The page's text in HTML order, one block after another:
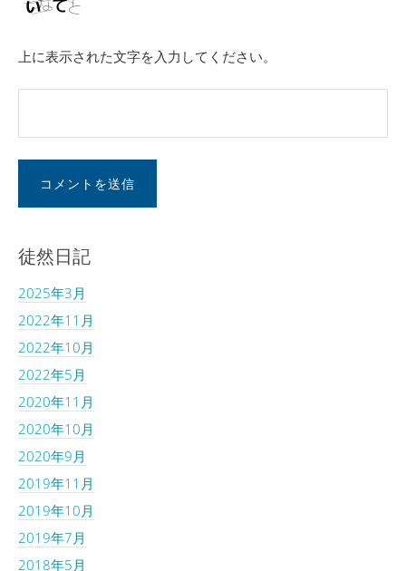
上に表示された文字を入力してください。
徒然日記
2025年3月
2022年11月
2022年10月
2022年5月
2020年11月
2020年10月
2020年9月
2019年11月
2019年10月
2019年7月
2018年5月